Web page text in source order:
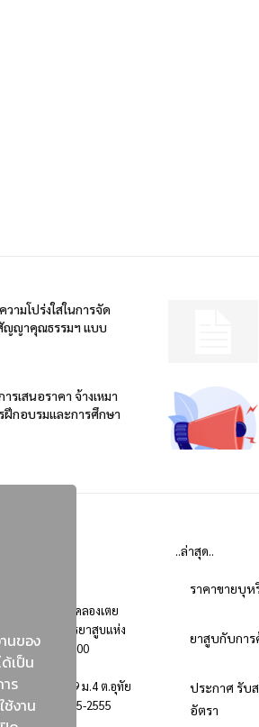
นของ
เป็น
ร
งาน
วามโปร่งใสในการจัด
ญญาคุณธรรมฯ แบบ
รเสนอราคา จ้างเหมา
ฝึกอบรมและการศึกษา
คลองเตย เขตคลองเตย
ะชาสัมพันธ์ การยาสูบแห่ง
ทร. 0-2229-1000
ศรีอยุธยา : 999 ม.4 ต.อุทัย
โทร. 0-3535-2555
..ล่าสุด..
ราคาขายบุห
ยาสูบกับกา
ประกาศ รับ
อัตรา